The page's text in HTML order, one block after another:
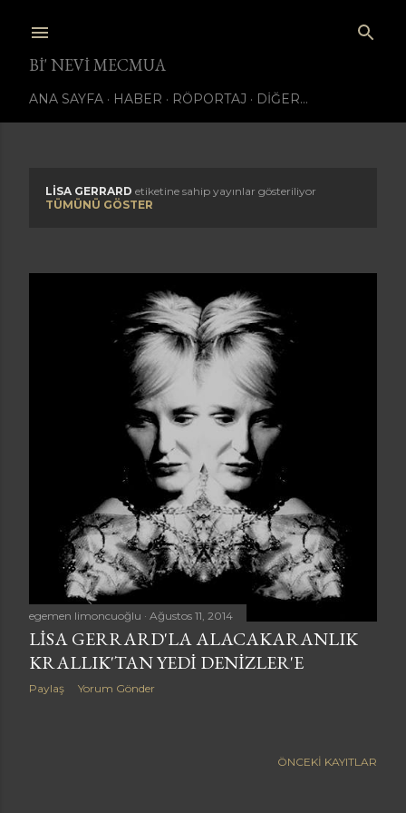
BI' NEVI MECMUA
ANA SAYFA HABER RÖPORTAJ DIĞER…
K
y
LISA GERRARD etiketine sahip yayınlar gösteriliyor
TÜMÜNÜ GÖSTER
egemen limoncuoğlu Ağustos 11, 2014
LISA GERRARD'LA ALACAKARANLIK
KRALLIK'TAN YEDI DENIZLER'E
Paylaş Yorum Gönder
ÖNCEKI KAYITLAR